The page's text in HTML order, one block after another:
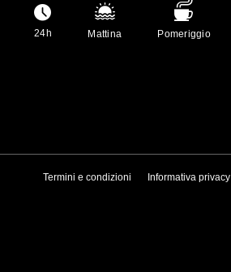
24h Mattina Pomeriggio
Termini e condizioni Informativa privacy